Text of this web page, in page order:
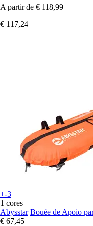
A partir de € 118,99
€ 117,24
+-3
1 cores
Abysstar Bouée de Apoio
€ 67,45